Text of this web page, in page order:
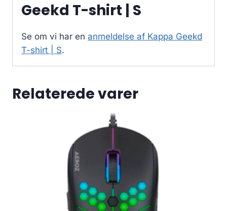
Geekd T-shirt | S
Se om vi har en anmeldelse af Kappa Geekd
T-shirt | S.
Relaterede varer